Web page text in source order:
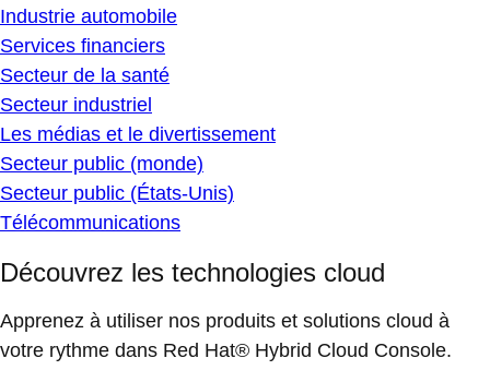
Industrie automobile
Services financiers
Secteur de la santé
Secteur industriel
Les médias et le divertissement
Secteur public (monde)
Secteur public (États-Unis)
Télécommunications
Découvrez les technologies cloud
Apprenez à utiliser nos produits et solutions cloud à
votre rythme dans Red Hat® Hybrid Cloud Console.